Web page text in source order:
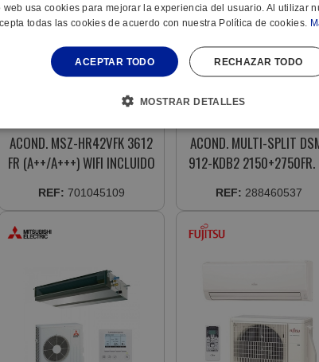
ACOND. MSZ-HR42VFK 3612
FR (A++/A+++) WIFI INCLUIDO
REF: 701045109
ACOND. MULTI-SPLIT
912-KDB2
REF: 288460537
web usa cookies para mejorar la experiencia del usuario. Al utilizar
todas las cookies de acuerdo con nuestra Política de cookies.
ACEPTAR TODO RECHAZAR TODO
MOSTRAR DETALLES